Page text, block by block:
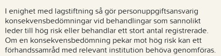
I enighet med lagstiftning så gör personuppgiftsansvarig
konsekvensbedömningar vid behandlingar som sannolikt
leder till hög risk eller behandlar ett stort antal registrerade.
Om en konsekvensbedömning pekar mot hög risk kan ett
förhandssamråd med relevant institution behöva genomföras.